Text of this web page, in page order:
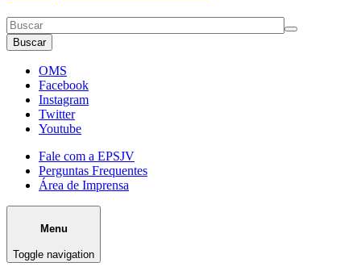
Buscar
OMS
Facebook
Instagram
Twitter
Youtube
Fale com a EPSJV
Perguntas Frequentes
Área de Imprensa
Menu
Toggle navigation